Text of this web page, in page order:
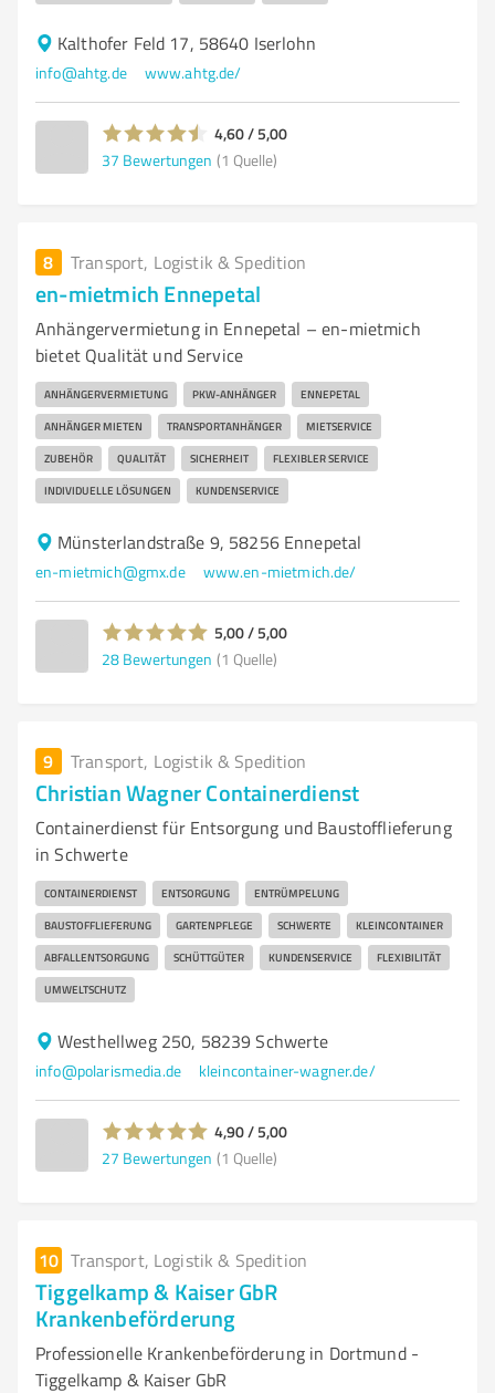
Kalthofer Feld 17, 58640 Iserlohn
info@ahtg.de www.ahtg.de/
4,60 / 5,00
37 Bewertungen (1 Quelle)
8 Transport, Logistik & Spedition
en-mietmich Ennepetal
Anhängervermietung in Ennepetal – en-mietmich
bietet Qualität und Service
ANHÄNGERVERMIETUNG PKW-ANHÄNGER ENNEPETAL
ANHÄNGER MIETEN TRANSPORTANHÄNGER MIETSERVICE
ZUBEHÖR QUALITÄT SICHERHEIT FLEXIBLER SERVICE
INDIVIDUELLE LÖSUNGEN KUNDENSERVICE
Münsterlandstraße 9, 58256 Ennepetal
en-mietmich@gmx.de www.en-mietmich.de/
5,00 / 5,00
28 Bewertungen (1 Quelle)
9 Transport, Logistik & Spedition
Christian Wagner Containerdienst
Containerdienst für Entsorgung und Baustofflieferung
in Schwerte
CONTAINERDIENST ENTSORGUNG ENTRÜMPELUNG
BAUSTOFFLIEFERUNG GARTENPFLEGE SCHWERTE KLEINCONTAINER
ABFALLENTSORGUNG SCHÜTTGÜTER KUNDENSERVICE FLEXIBILITÄT
UMWELTSCHUTZ
Westhellweg 250, 58239 Schwerte
info@polarismedia.de kleincontainer-wagner.de/
4,90 / 5,00
27 Bewertungen (1 Quelle)
10 Transport, Logistik & Spedition
Tiggelkamp & Kaiser GbR
Krankenbeförderung
Professionelle Krankenbeförderung in Dortmund -
Tiggelkamp & Kaiser GbR